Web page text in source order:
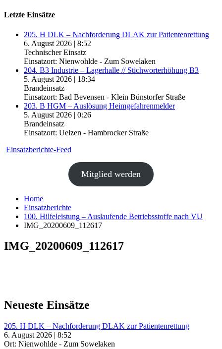
Letzte Einsätze
205. H DLK – Nachforderung DLAK zur Patientenrettung
6. August 2026 | 8:52
Technischer Einsatz
Einsatzort: Nienwohlde - Zum Sowelaken
204. B3 Industrie – Lagerhalle // Stichworterhöhung B3
5. August 2026 | 18:34
Brandeinsatz
Einsatzort: Bad Bevensen - Klein Bünstorfer Straße
203. B HGM – Auslösung Heimgefahrenmelder
5. August 2026 | 0:26
Brandeinsatz
Einsatzort: Uelzen - Hambrocker Straße
Einsatzberichte-Feed
Mitglied werden
Home
Einsatzberichte
100. Hilfeleistung – Auslaufende Betriebsstoffe nach VU
IMG_20200609_112617
IMG_20200609_112617
Neueste Einsätze
205. H DLK – Nachforderung DLAK zur Patientenrettung
6. August 2026 | 8:52
Ort: Nienwohlde - Zum Sowelaken